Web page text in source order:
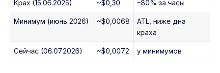
Крах (15.06.2025) ~$0,30 −80% за часы
Минимум (июнь 2026) ~$0,0068
ATL, ниже дна
краха
Сейчас (06.07.2026) ~$0,0072 у минимумов